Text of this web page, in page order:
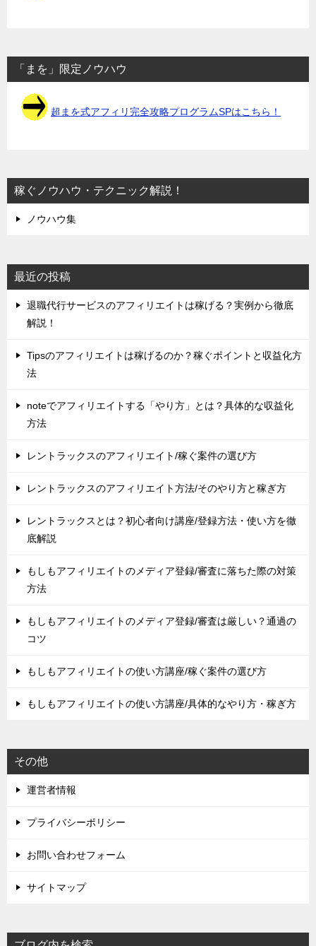
「まを」限定ノウハウ
超まを式アフィリ完全攻略プログラムSPはこちら！
稼ぐノウハウ・テクニック解説！
ノウハウ集
最近の投稿
退職代行サービスのアフィリエイトは稼げる？実例から徹底
解説！
Tipsのアフィリエイトは稼げるのか？稼ぐポイントと収益化方
法
noteでアフィリエイトする「やり方」とは？具体的な収益化
方法
レントラックスのアフィリエイト/稼ぐ案件の選び方
レントラックスのアフィリエイト方法/そのやり方と稼ぎ方
レントラックスとは？初心者向け講座/登録方法・使い方を徹
底解説
もしもアフィリエイトのメディア登録/審査に落ちた際の対策
方法
もしもアフィリエイトのメディア登録/審査は厳しい？通過の
コツ
もしもアフィリエイトの使い方講座/稼ぐ案件の選び方
もしもアフィリエイトの使い方講座/具体的なやり方・稼ぎ方
その他
運営者情報
プライバシーポリシー
お問い合わせフォーム
サイトマップ